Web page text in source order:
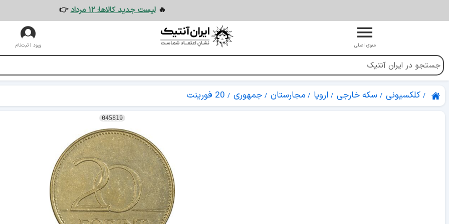
🔥لیست جدید کالاها: ۱۲ مرداد 👉
منوی اصلی ورود | ثبت‌نام
کلکسیونی سکه خارجی اروپا مجارستان جمهوری 20 فورینت
045819